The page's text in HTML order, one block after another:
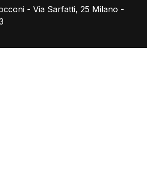
- Via Sarfatti, 25 Milano -